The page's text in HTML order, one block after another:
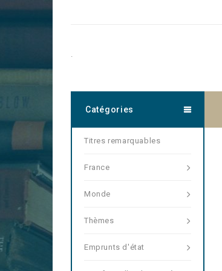
.
Catégories
Titres remarquables
France
Monde
Thèmes
Emprunts d'état